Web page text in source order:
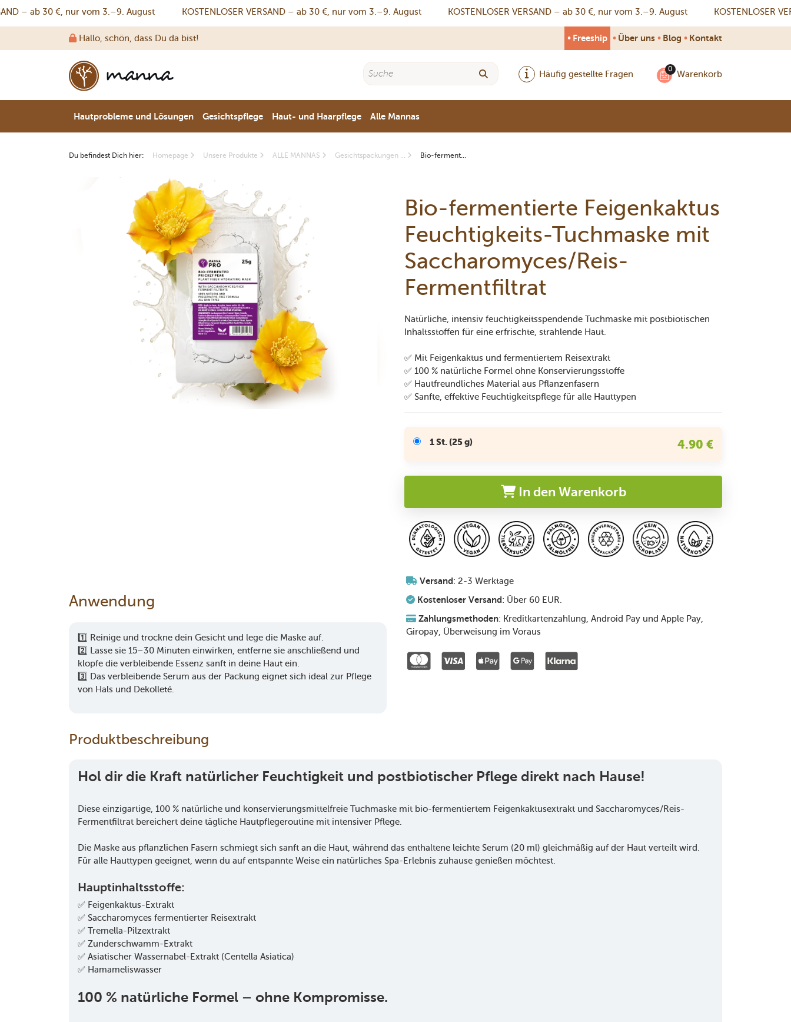
– ab 30 €, nur vom 3.–9. August KOSTENLOSER VERSAND – ab 30 €, nur vom 3.–9. August KOSTENLOSER VERSAND – ab 30 €, nur vom 3.–9. August KOSTENLOSER
Hallo, schön, dass Du da bist! • Freeship • Über uns • Blog • Kontakt
Häufig gestellte Fragen Warenkorb
Hautprobleme und Lösungen Gesichtspflege Haut- und Haarpflege Alle Mannas
Du befindest Dich hier: Homepage Unsere Produkte ALLE MANNAS Gesichtspackungen ... Bio-ferment...
Bio-fermentierte Feigenkaktus
Feuchtigkeits-Tuchmaske mit
Saccharomyces/Reis-
Fermentfiltrat
Natürliche, intensiv feuchtigkeitsspendende Tuchmaske mit postbiotischen
Inhaltsstoffen für eine erfrischte, strahlende Haut.
✅ Mit Feigenkaktus und fermentiertem Reisextrakt
✅ 100 % natürliche Formel ohne Konservierungsstoffe
✅ Hautfreundliches Material aus Pflanzenfasern
✅ Sanfte, effektive Feuchtigkeitspflege für alle Hauttypen
1 St. (25 g) 4.90 €
In den Warenkorb
Anwendung
1️⃣ Reinige und trockne dein Gesicht und lege die Maske auf.
2️⃣ Lasse sie 15–30 Minuten einwirken, entferne sie anschließend und
klopfe die verbleibende Essenz sanft in deine Haut ein.
3️⃣ Das verbleibende Serum aus der Packung eignet sich ideal zur Pflege
von Hals und Dekolleté.
Versand: 2-3 Werktage
Kostenloser Versand: Über 60 EUR.
Zahlungsmethoden: Kreditkartenzahlung, Android Pay und Apple Pay,
Giropay, Überweisung im Voraus
Produktbeschreibung
Hol dir die Kraft natürlicher Feuchtigkeit und postbiotischer Pflege direkt nach Hause!
Diese einzigartige, 100 % natürliche und konservierungsmittelfreie Tuchmaske mit bio-fermentiertem Feigenkaktusextrakt und Saccharomyces/Reis-
Fermentfiltrat bereichert deine tägliche Hautpflegeroutine mit intensiver Pflege.
Die Maske aus pflanzlichen Fasern schmiegt sich sanft an die Haut, während das enthaltene leichte Serum (20 ml) gleichmäßig auf der Haut verteilt wird.
Für alle Hauttypen geeignet, wenn du auf entspannte Weise ein natürliches Spa-Erlebnis zuhause genießen möchtest.
Hauptinhaltsstoffe:
✅ Feigenkaktus-Extrakt
✅ Saccharomyces fermentierter Reisextrakt
✅ Tremella-Pilzextrakt
✅ Zunderschwamm-Extrakt
✅ Asiatischer Wassernabel-Extrakt (Centella Asiatica)
✅ Hamameliswasser
100 % natürliche Formel – ohne Kompromisse.